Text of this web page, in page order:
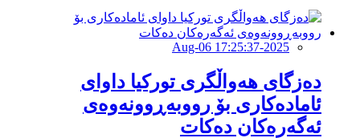
2025-Aug-06 17:25:37
دەزگاى هەواڵگرى تورکیا داوای
ئامادەكاری بۆ رووبەڕوونەوەی
ئەگەرەكان دەكات